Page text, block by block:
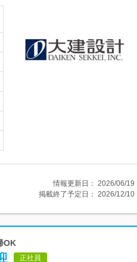
情報更新日： 2026/06/19
掲載終了予定日： 2026/12/10
OK
正社員